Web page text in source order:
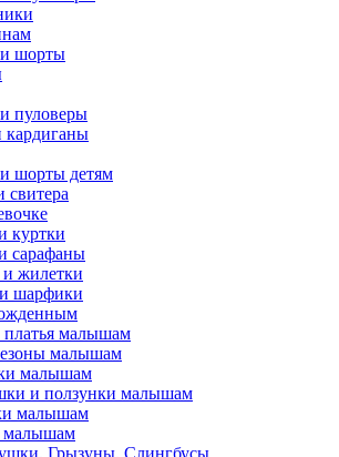
шорты
пуловеры
кардиганы
шорты детям
куртки
сарафаны
жилетки
шарфики
малышам
малышам
малышам
и ползунки малышам
малышам
малышам
Грызуны, Слингбусы